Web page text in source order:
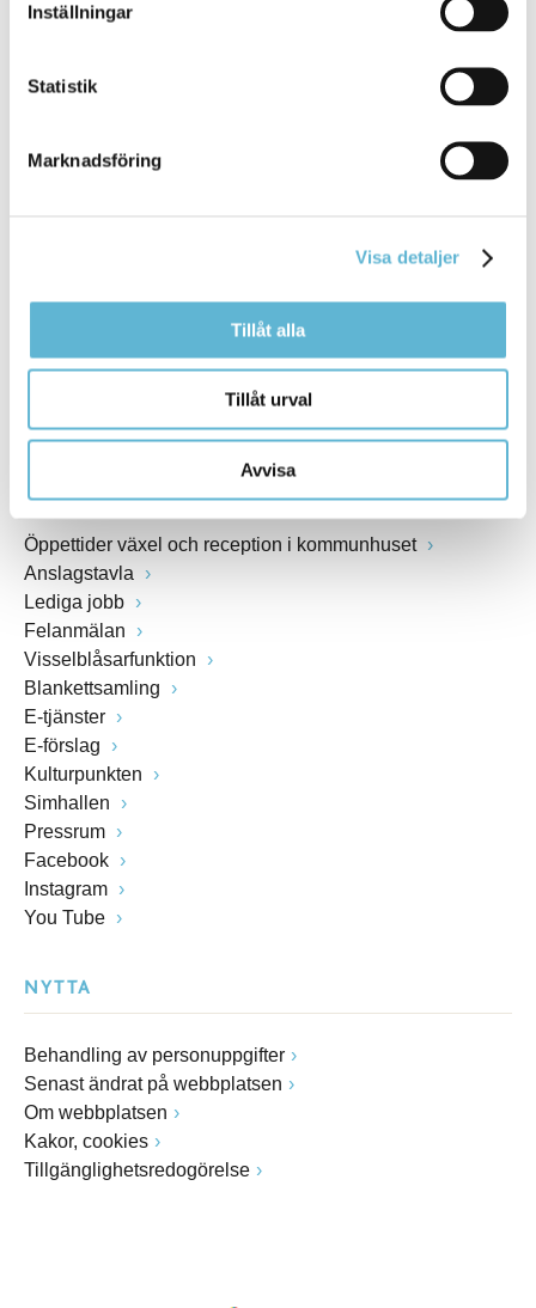
Inställningar
Statistik
Marknadsföring
Visa detaljer
Tillåt alla
Tillåt urval
Avvisa
KONTAKT
Besöksadress
Postadress
Box 18, 295 21 Bromölla
Fax: 0456-82 22 00
Öppettider växel och reception i kommunhuset
Anslagstavla
Lediga jobb
Felanmälan
Visselblåsarfunktion
Blankettsamling
E-tjänster
E-förslag
Kulturpunkten
Simhallen
Pressrum
Facebook
Instagram
You Tube
NYTTA
Behandling av personuppgifter
Senast ändrat på webbplatsen
Om webbplatsen
Kakor, cookies
Tillgänglighetsredogörelse